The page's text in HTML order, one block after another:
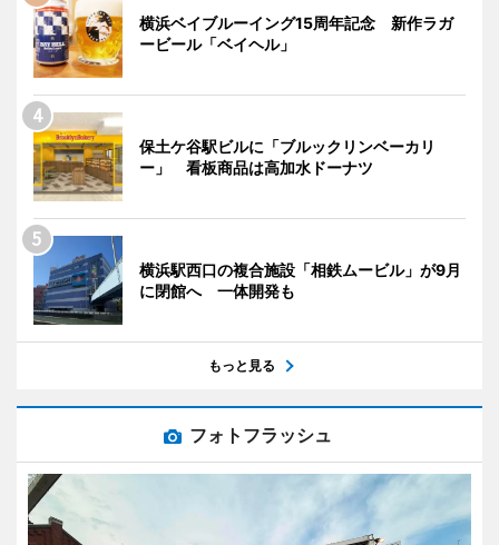
横浜ベイブルーイング15周年記念 新作ラガ
ービール「ベイヘル」
保土ケ谷駅ビルに「ブルックリンベーカリ
ー」 看板商品は高加水ドーナツ
横浜駅西口の複合施設「相鉄ムービル」が9月
に閉館へ 一体開発も
もっと見る
フォトフラッシュ